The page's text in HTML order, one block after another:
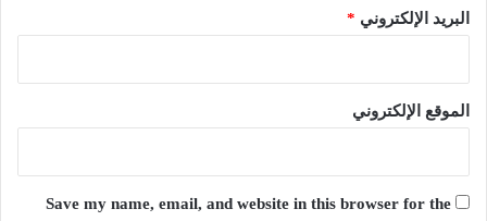
البريد الإلكتروني *
الموقع الإلكتروني
Save my name, email, and website in this browser for the